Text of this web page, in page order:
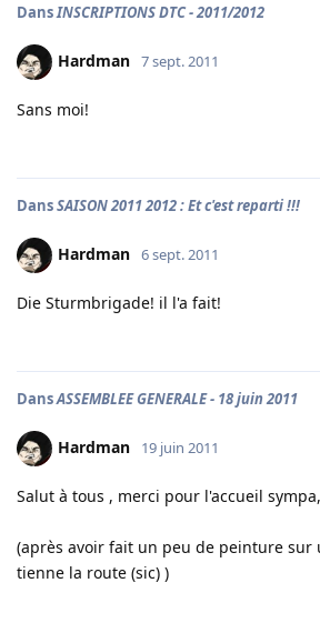
DansINSCRIPTIONS DTC - 2011/2012
Hardman 7 sept. 2011
Sans moi!
DansSAISON 2011 2012 : Et c'est reparti !!!
Hardman 6 sept. 2011
Die Sturmbrigade! il l'a fait!
DansASSEMBLEE GENERALE - 18 juin 2011
Hardman 19 juin 2011
Salut à tous , merci pour l'accueil
(après avoir fait un peu de peinture sur
tienne la route (sic) )